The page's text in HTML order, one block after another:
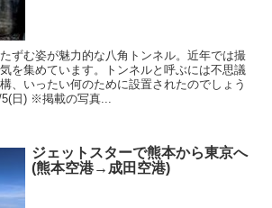
ずむ姿が魅力的な八角トンネル。近年では撮
を集めています。トンネルと呼ぶには不思議
、いったい何のために設置されたのでしょう
日) ※掲載の写真...
ジェットスターで熊本から東京へ
(熊本空港→成田空港)